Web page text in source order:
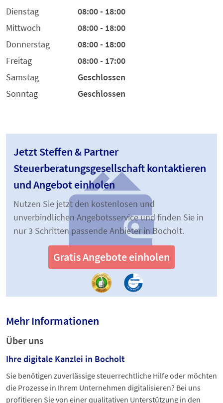
Dienstag
08:00 - 18:00
Mittwoch
08:00 - 18:00
Donnerstag
08:00 - 18:00
Freitag
08:00 - 17:00
Samstag
Geschlossen
Sonntag
Geschlossen
Jetzt Steffen & Partner
Steuerberatungsgesellschaft kontaktieren
und Angebot einholen
Nutzen Sie jetzt den kostenlosen und
unverbindlichen Angebotsservice und finden Sie in
nur 3 Schritten passende Anbieter in Bocholt.
Gratis Angebote einholen
Mehr Informationen
Über uns
Ihre digitale Kanzlei in Bocholt
Sie benötigen zuverlässige steuerrechtliche Hilfe oder möchten
die Prozesse in Ihrem Unternehmen digitalisieren? Bei uns
profitieren Sie von einer qualitativen Unterstützung in den